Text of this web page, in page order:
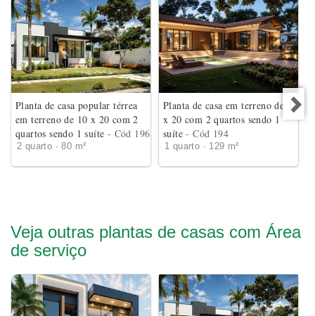
Planta de casa popular térrea
em terreno de 10 x 20 com 2
quartos sendo 1 suíte - Cód 196
2 quarto · 80 m²
Planta de casa em terreno de 18
x 20 com 2 quartos sendo 1
suíte- Cód 194
1 quarto · 129 m²
Veja outras plantas de casas com Área
de serviço